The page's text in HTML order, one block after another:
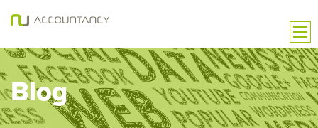
Blog